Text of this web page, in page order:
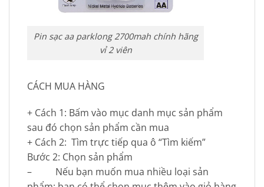
Pin sạc aa parklong 2700mah chính hãng
vỉ 2 viên
CÁCH MUA HÀNG
+ Cách 1: Bấm vào mục danh mục sản phẩm
sau đó chọn sản phẩm cần mua
+ Cách 2: Tìm trực tiếp qua ô “Tìm kiếm”
Bước 2: Chọn sản phẩm
– Nếu bạn muốn mua nhiều loại sản